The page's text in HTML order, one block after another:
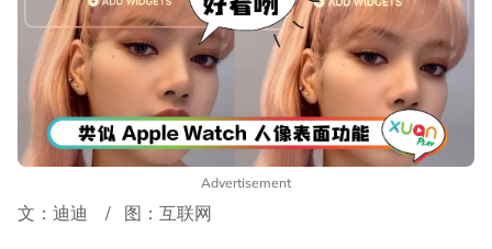
Advertisement
文：迪迪 / 图：互联网